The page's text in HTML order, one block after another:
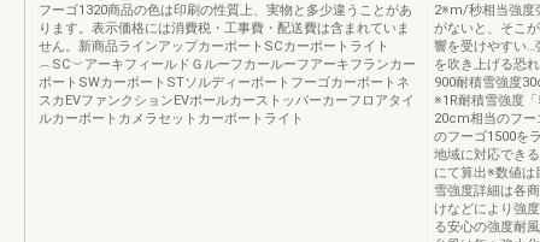
フーゴ1320商品の色は印刷の性質上、実物と多少違うことがあ
ります。表示価格には消費税・工事費・配送費は含まれていま
せん。新商品ラインアップカーポートSCカーポートライト
︵SC︶アーキフィールドＧルーフカールーフアーキフランカー
ポートSWカーポートSTソルディーポートフーゴカーポートネ
スカEVファンクションEVポールカーストッパーカーフロアタイ
ルカーポートカメラセットカーポートライト
2※m/秒相当強度
がないと、そこ
響を受けやすい…
を吹き上げる恐
900耐積雪強度
※1R耐積雪強度
20cm相当のフ
のフーゴ1500を
地域に対応でき
にて算出※数値
雪強度詳細は各
けなどにより強
る安心の強度耐